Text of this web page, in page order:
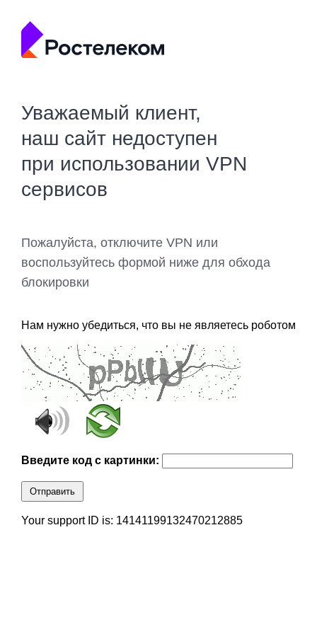
Уважаемый клиент,
наш сайт недоступен
при использовании VPN
сервисов
Пожалуйста, отключите VPN или
воспользуйтесь формой ниже для обхода
блокировки
Нам нужно убедиться, что вы не являетесь роботом
Введите код с картинки:
Отправить
Your support ID is: 14141199132470212885